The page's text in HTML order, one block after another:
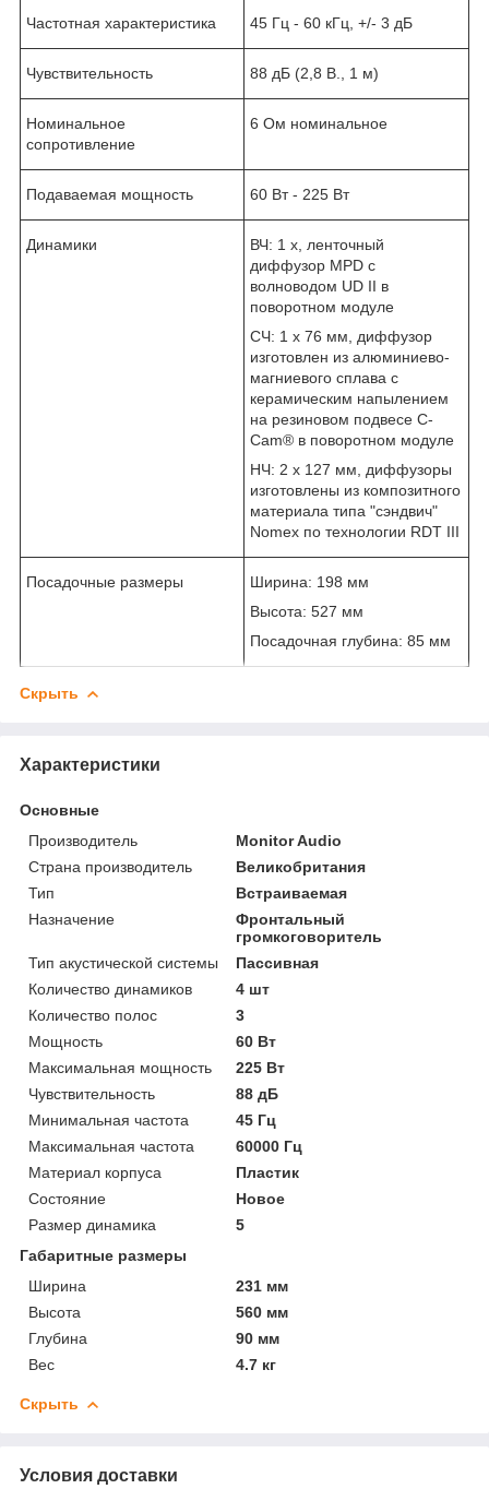
Частотная характеристика 45 Гц - 60 кГц, +/- 3 дБ
Чувствительность 88 дБ (2,8 В., 1 м)
Номинальное
сопротивление
6 Ом номинальное
Подаваемая мощность 60 Вт - 225 Вт
Динамики
ВЧ: 1 х, ленточный
диффузор MPD с
волноводом UD II в
поворотном модуле
CЧ: 1 х 76 мм, диффузор
изготовлен из алюминиево-
магниевого сплава с
керамическим напылением
на резиновом подвесе C-
Cam® в поворотном модуле
НЧ: 2 х 127 мм, диффузоры
изготовлены из композитного
материала типа "сэндвич"
Nomex по технологии RDT III
Посадочные размеры
Ширина: 198 мм
Высота: 527 мм
Посадочная глубина: 85 мм
Скрыть
Характеристики
Основные
Производитель
Monitor Audio
Страна производитель
Великобритания
Тип
Встраиваемая
Назначение
Фронтальный
громкоговоритель
Тип акустической системы
Пассивная
Количество динамиков
4 шт
Количество полос
3
Мощность
60 Вт
Максимальная мощность
225 Вт
Чувствительность
88 дБ
Минимальная частота
45 Гц
Максимальная частота
60000 Гц
Материал корпуса
Пластик
Состояние
Новое
Размер динамика
5
Габаритные размеры
Ширина
231 мм
Высота
560 мм
Глубина
90 мм
Вес
4.7 кг
Скрыть
Условия доставки